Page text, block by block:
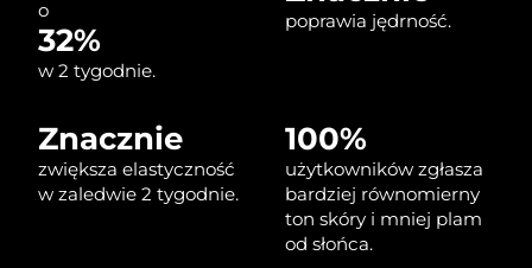
o
32%
w 2 tygodnie.
poprawia jędrność.
Znacznie
zwiększa elastyczność
w zaledwie 2 tygodnie.
100%
użytkowników zgłasza
bardziej równomierny
ton skóry i mniej plam
od słońca.
13/08/2026
Kazachstan
Kuwejt
Oczekiwany czas dostawy
Oczekiwany czas dostawy
08/08/2026